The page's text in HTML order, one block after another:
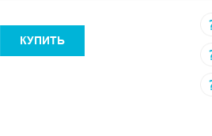
КУПИТЬ